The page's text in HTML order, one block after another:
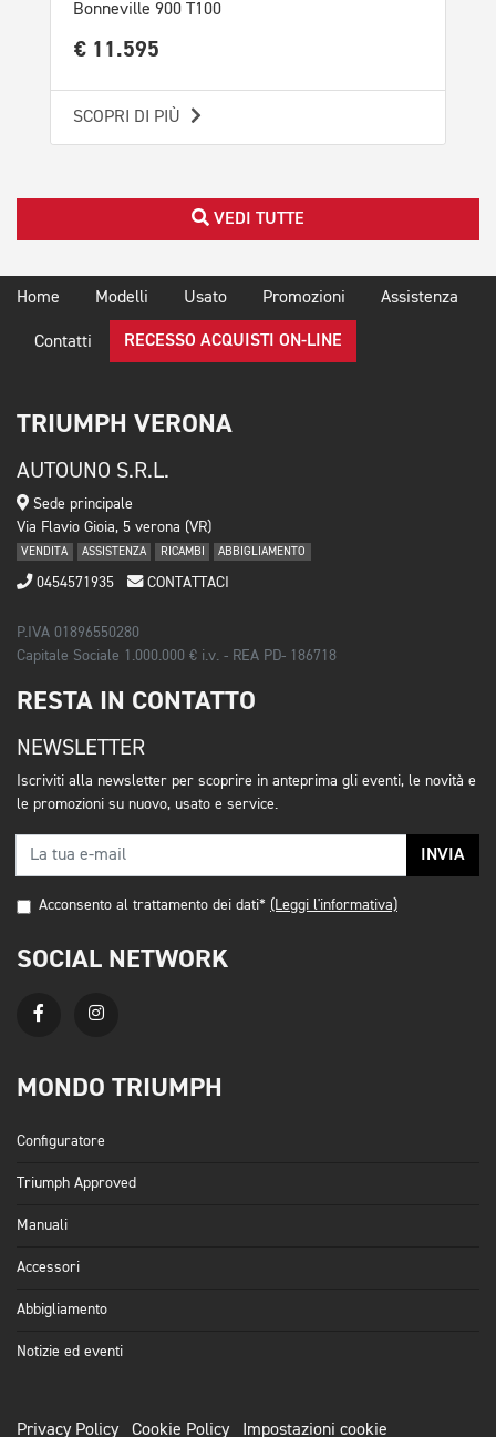
Bonneville 900 T100
€ 11.595
SCOPRI DI PIÙ
VEDI TUTTE
Home Modelli Usato Promozioni Assistenza
Contatti RECESSO ACQUISTI ON-LINE
TRIUMPH VERONA
AUTOUNO S.R.L.
Sede principale
Via Flavio Gioia, 5 verona (VR)
VENDITA ASSISTENZA RICAMBI ABBIGLIAMENTO
0454571935 CONTATTACI
P.IVA 01896550280
Capitale Sociale 1.000.000 € i.v. - REA PD- 186718
RESTA IN CONTATTO
NEWSLETTER
Iscriviti alla newsletter per scoprire in anteprima gli eventi, le novità e
le promozioni su nuovo, usato e service.
INVIA
Acconsento al trattamento dei dati* (Leggi l'informativa)
SOCIAL NETWORK
MONDO TRIUMPH
Configuratore
Triumph Approved
Manuali
Accessori
Abbigliamento
Notizie ed eventi
Privacy Policy Cookie Policy Impostazioni cookie